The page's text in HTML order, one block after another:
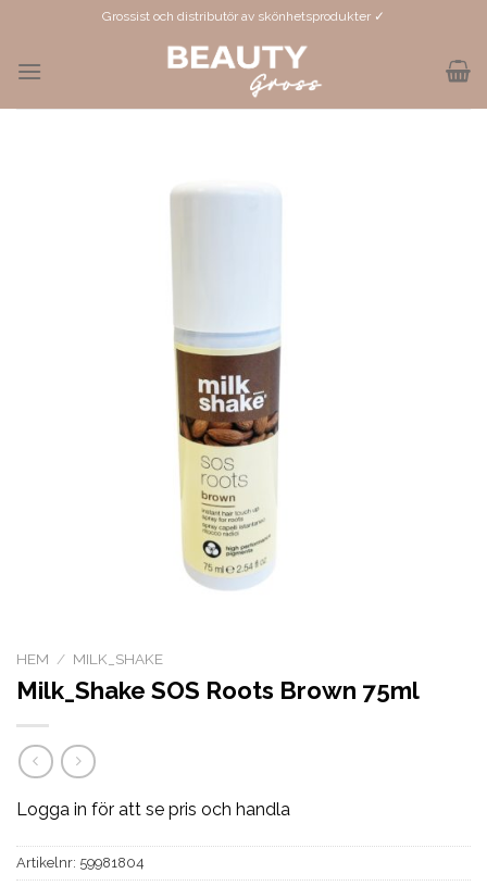
content
Grossist och distributör av skönhetsprodukter ✓
HEM / MILK_SHAKE
Milk_Shake SOS Roots Brown 75ml
Logga in för att se pris och handla
Artikelnr: 59981804